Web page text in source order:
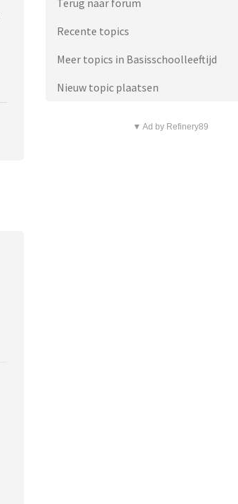
Terug naar forum
Recente topics
Meer topics in Basisschoolleeftijd
Nieuw topic plaatsen
▼ Ad by Refinery89